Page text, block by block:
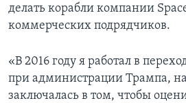
делать корабли компании
коммерческих подрядчиков.
«В 2016 году я работал в
при администрации Трампа,
заключалась в том, чтобы